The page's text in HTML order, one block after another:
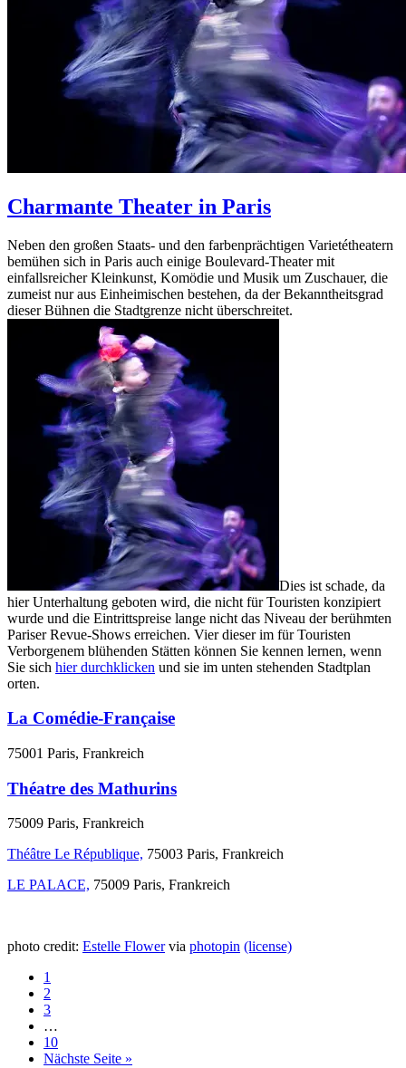
Charmante Theater in Paris
Neben den großen Staats- und den farbenprächtigen Varietétheatern
bemühen sich in Paris auch einige Boulevard-Theater mit
einfallsreicher Kleinkunst, Komödie und Musik um Zuschauer, die
zumeist nur aus Einheimischen bestehen, da der Bekanntheitsgrad
dieser Bühnen die Stadtgrenze nicht überschreitet.
Dies ist schade, da
hier Unterhaltung geboten wird, die nicht für Touristen konzipiert
wurde und die Eintrittspreise lange nicht das Niveau der berühmten
Pariser Revue-Shows erreichen. Vier dieser im für Touristen
Verborgenem blühenden Stätten können Sie kennen lernen, wenn
Sie sich hier durchklicken und sie im unten stehenden Stadtplan
orten.
La Comédie-Française
75001 Paris, Frankreich
Théatre des Mathurins
75009 Paris, Frankreich
Théâtre Le République, 75003 Paris, Frankreich
LE PALACE, 75009 Paris, Frankreich
photo credit: Estelle Flowervia photopin (license)
Seite
1
Seite
2
Seite
3
Weggelassene
Zwischenseiten
…
Seite
10
Nächste Seite aufrufen
»